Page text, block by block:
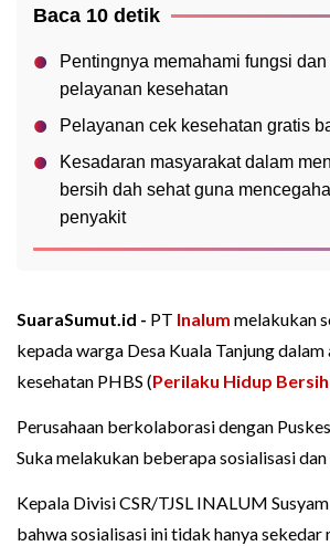
Baca 10 detik
Pentingnya memahami fungsi
pelayanan kesehatan
Pelayanan cek kesehatan gratis
Kesadaran masyarakat dalam
bersih dah sehat guna
penyakit
SuaraSumut.id - PT Inalum melakukan
kepada warga Desa Kuala Tanjung dalam
kesehatan PHBS (Perilaku Hidup
Perusahaan berkolaborasi dengan
Suka melakukan beberapa sosialisasi
Kepala Divisi CSR/TJSL INALUM
bahwa sosialisasi ini tidak hanya